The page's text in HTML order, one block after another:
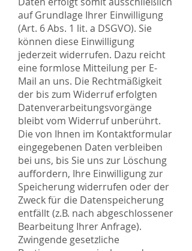
auf Grundlage Ihrer Einwilligung
(Art. 6 Abs. 1 lit. a DSGVO). Sie
können diese Einwilligung
jederzeit widerrufen. Dazu reicht
eine formlose Mitteilung per E-
Mail an uns. Die Rechtmäßigkeit
der bis zum Widerruf erfolgten
Datenverarbeitungsvorgänge
bleibt vom Widerruf unberührt.
Die von Ihnen im Kontaktformular
eingegebenen Daten verbleiben
bei uns, bis Sie uns zur Löschung
auffordern, Ihre Einwilligung zur
Speicherung widerrufen oder der
Zweck für die Datenspeicherung
entfällt (z.B. nach abgeschlossener
Bearbeitung Ihrer Anfrage).
Zwingende gesetzliche